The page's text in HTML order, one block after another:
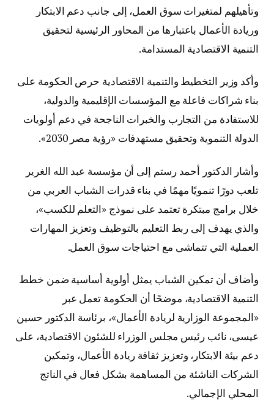
وتأهيلهم لمتغيرات سوق العمل، إلى جانب دعم الابتكار
وريادة الأعمال باعتبارها من المحاور الرئيسية لتحقيق
التنمية الاقتصادية المستدامة.
وأكد وزير التخطيط والتنمية الاقتصادية حرص الحكومة على
بناء شراكات فاعلة مع المؤسسات الإقليمية والدولية،
للاستفادة من التجارب والخبرات الناجحة في دعم أولويات
الدولة التنموية وتحقيق مستهدفات «رؤية مصر 2030».
وأشار الدكتور أحمد رستم إلى أن مؤسسة عبد الله الغرير
تلعب دورًا تنمويًا مهمًا في بناء قدرات الشباب العربي من
خلال برامج مبتكرة تعتمد على نموذج «التعلم للكسب»،
والذي يهدف إلى ربط التعليم بالتوظيف وتعزيز المهارات
العملية التي تتماشى مع احتياجات سوق العمل.
وأضاف أن تمكين الشباب يمثل أولوية أساسية ضمن خطط
التنمية الاقتصادية، موضحًا أن الحكومة تعمل عبر
«المجموعة الوزارية لريادة الأعمال»، برئاسة الدكتور حسين
عيسى، نائب رئيس مجلس الوزراء للشئون الاقتصادية، على
دعم بيئة الابتكار، وتعزيز ثقافة ريادة الأعمال، وتمكين
الشركات الناشئة من المساهمة بشكل فعال في الناتج
المحلي الإجمالي.